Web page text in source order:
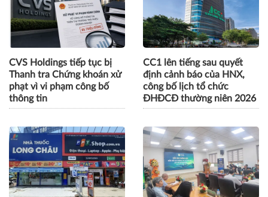
CVS Holdings tiếp tục bị
Thanh tra Chứng khoán xử
phạt vì vi phạm công bố
thông tin
CC1 lên tiếng sau quyết
định cảnh báo của HNX,
công bố lịch tổ chức
ĐHĐCĐ thường niên 2026